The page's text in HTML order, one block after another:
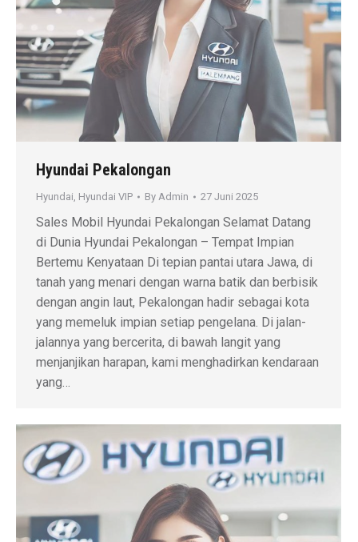
Hyundai Pekalongan
Hyundai, Hyundai VIP By Admin 27 Juni 2025
Sales Mobil Hyundai Pekalongan Selamat Datang
di Dunia Hyundai Pekalongan – Tempat Impian
Bertemu Kenyataan Di tepian pantai utara Jawa, di
tanah yang menari dengan warna batik dan berbisik
dengan angin laut, Pekalongan hadir sebagai kota
yang memeluk impian setiap pengelana. Di jalan-
jalannya yang bercerita, di bawah langit yang
menjanjikan harapan, kami menghadirkan kendaraan
yang…